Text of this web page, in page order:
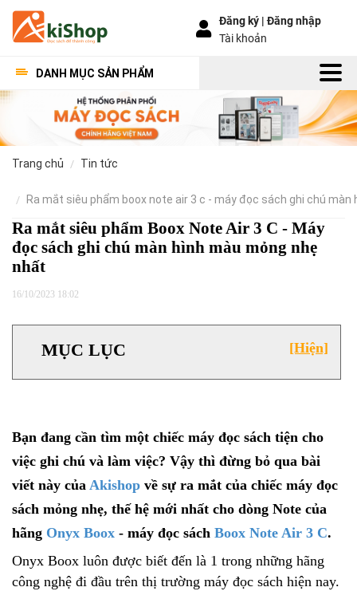
Đăng ký |Đăng nhập
Tài khoản
DANH MỤC SẢN PHẨM
trang chủ tin tức
ra mắt siêu phẩm boox note air 3 c - máy đọc sách ghi chú
Ra mắt siêu phẩm Boox Note Air 3 C - Máy
đọc sách ghi chú màn hình màu mỏng nhẹ
nhất
16/10/2023 18:02
[Hiện]
MỤC LỤC
Bạn đang cần tìm một chiếc máy đọc sách tiện cho
việc ghi chú và làm việc? Vậy thì đừng bỏ qua bài
viết này của Akishop về sự ra mắt của chiếc máy đọc
sách mỏng nhẹ, thế hệ mới nhất cho dòng Note của
hãng Onyx Boox - máy đọc sách Boox Note Air 3 C.
Onyx Boox luôn được biết đến là 1 trong những hãng
công nghệ đi đầu trên thị trường máy đọc sách hiện nay.